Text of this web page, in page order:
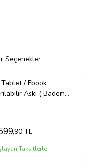
Seçenekler
Tablet / Ebook
Askı ( Badem
)
,90 TL
Taksitlerle